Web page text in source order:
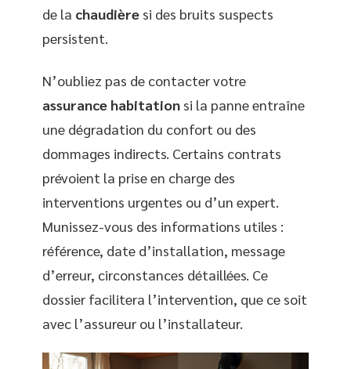
de la chaudière si des bruits suspects
persistent.
N’oubliez pas de contacter votre
assurance habitation si la panne entraîne
une dégradation du confort ou des
dommages indirects. Certains contrats
prévoient la prise en charge des
interventions urgentes ou d’un expert.
Munissez-vous des informations utiles :
référence, date d’installation, message
d’erreur, circonstances détaillées. Ce
dossier facilitera l’intervention, que ce soit
avec l’assureur ou l’installateur.